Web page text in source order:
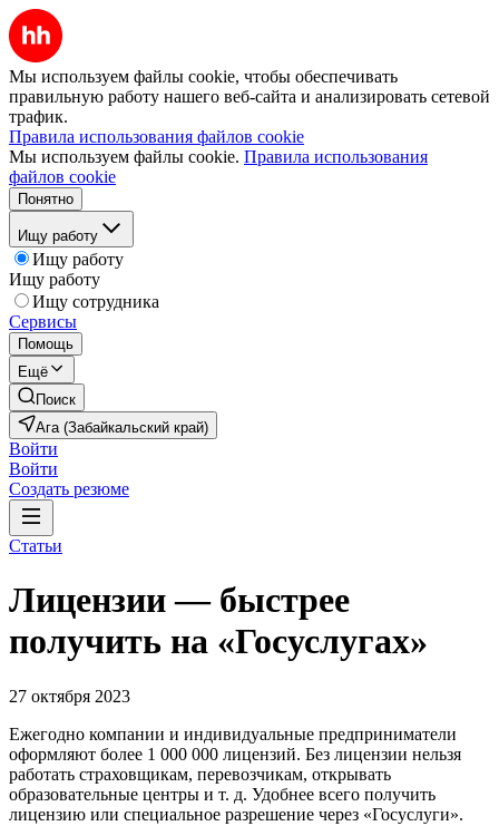
Мы используем файлы cookie, чтобы обеспечивать
правильную работу нашего веб-сайта и анализировать сетевой
трафик.
Правила использования файлов cookie
Мы используем файлы cookie. Правила использования
файлов cookie
Понятно
Ищу работу
Ищу работу
Ищу работу
Ищу сотрудника
Сервисы
Помощь
Ещё
Поиск
Ага (Забайкальский край)
Войти
Войти
Создать резюме
Статьи
Лицензии — быстрее
получить на «Госуслугах»
27 октября 2023
Ежегодно компании и индивидуальные предприниматели
оформляют более 1 000 000 лицензий. Без лицензии нельзя
работать страховщикам, перевозчикам, открывать
образовательные центры и т. д. Удобнее всего получить
лицензию или специальное разрешение через «Госуслуги».